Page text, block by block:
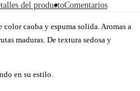
del productoComentarios
color caoba y espuma solida. Aromas a
maduras. De textura sedosa y
en su estilo.